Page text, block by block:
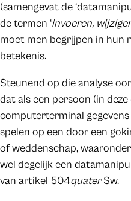
(samengevat de
de termen ‘invoeren,
moet men begrijpen in hun
betekenis.
Steunend op die analyse
dat als een persoon (in
computerterminal gegevens
spelen op een door een
of weddenschap,
wel degelijk een
van artikel 504quaterSw.